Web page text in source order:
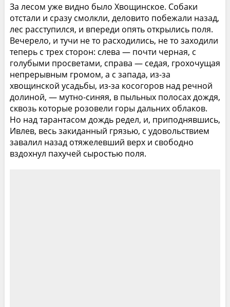
За лесом уже видно было Хвощинское. Собаки
отстали и сразу смолкли, деловито побежали назад,
лес расступился, и впереди опять открылись поля.
Вечерело, и тучи не то расходились, не то заходили
теперь с трех сторон: слева — почти черная, с
голубыми просветами, справа — седая, грохочущая
непрерывным громом, а с запада, из-за
хвощинской усадьбы, из-за косогоров над речной
долиной, — мутно-синяя, в пыльных полосах дождя,
сквозь которые розовели горы дальних облаков.
Но над тарантасом дождь редел, и, приподнявшись,
Ивлев, весь закиданный грязью, с удовольствием
завалил назад отяжелевший верх и свободно
вздохнул пахучей сыростью поля.